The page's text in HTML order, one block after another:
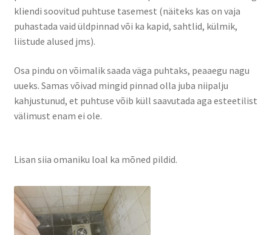
kliendi soovitud puhtuse tasemest (näiteks kas on vaja
puhastada vaid üldpinnad või ka kapid, sahtlid, külmik,
liistude alused jms).
Osa pindu on võimalik saada väga puhtaks, peaaegu nagu
uueks. Samas võivad mingid pinnad olla juba niipalju
kahjustunud, et puhtuse võib küll saavutada aga esteetilist
välimust enam ei ole.
Lisan siia omaniku loal ka mõned pildid.